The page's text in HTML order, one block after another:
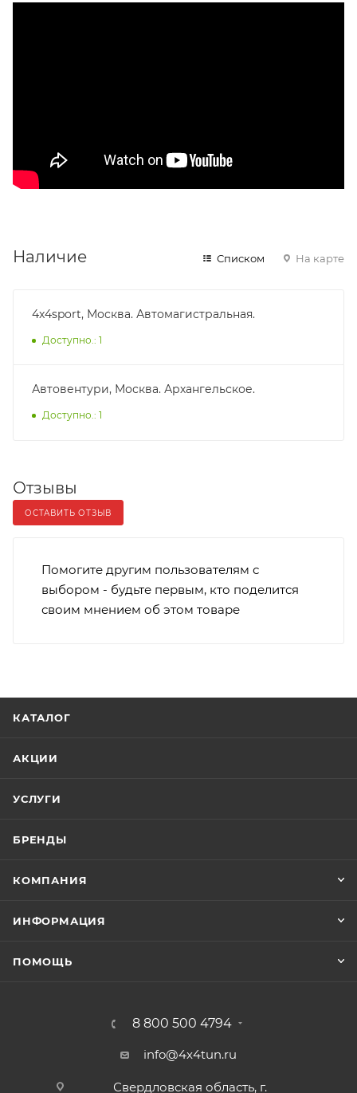
Наличие Списком На карте
4x4sport, Москва. Автомагистральная.
Доступно.: 1
Автовентури, Москва. Архангельское.
Доступно.: 1
Отзывы
ОСТАВИТЬ ОТЗЫВ
Помогите другим пользователям с
выбором - будьте первым, кто поделится
своим мнением об этом товаре
КАТАЛОГ
АКЦИИ
УСЛУГИ
БРЕНДЫ
КОМПАНИЯ
ИНФОРМАЦИЯ
ПОМОЩЬ
8 800 500 4794
info@4x4tun.ru
Свердловская область, г.